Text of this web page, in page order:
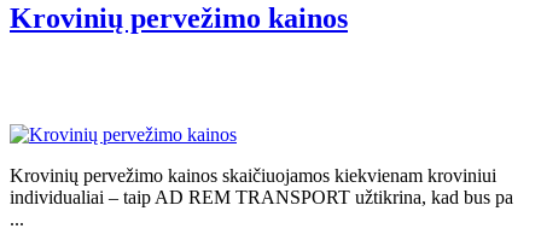
Krovinių pervežimo kainos
Krovinių pervežimo kainos skaičiuojamos kiekvienam kroviniui
individualiai – taip AD REM TRANSPORT užtikrina, kad bus pa
...